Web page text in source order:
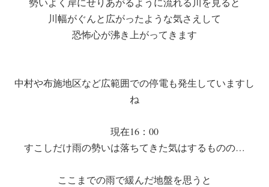
川幅がぐんと広がったような気さえして
恐怖心が沸き上がってきます
中村や布施地区など広範囲での停電も発生していますし
ね
現在16：00
すこしだけ雨の勢いは落ちてきた気はするものの…
ここまでの雨で緩んだ地盤を思うと